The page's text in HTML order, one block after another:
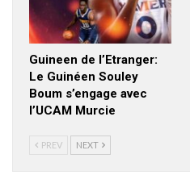
Guineen de l’Etranger:
Le Guinéen Souley
Boum s’engage avec
l’UCAM Murcie
PREV NEXT